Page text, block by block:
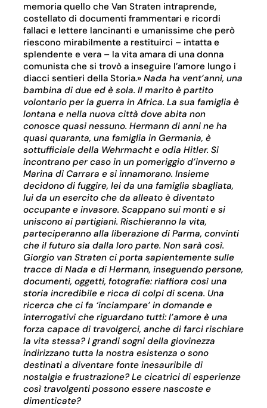
memoria quello che Van Straten intraprende,
costellato di documenti frammentari e ricordi
fallaci e lettere lancinanti e umanissime che però
riescono mirabilmente a restituirci – intatta e
splendente e vera – la vita amara di una donna
comunista che si trovò a inseguire l’amore lungo i
diacci sentieri della Storia.» Nada ha vent’anni, una
bambina di due ed è sola. Il marito è partito
volontario per la guerra in Africa. La sua famiglia è
lontana e nella nuova città dove abita non
conosce quasi nessuno. Hermann di anni ne ha
quasi quaranta, una famiglia in Germania, è
sottufficiale della Wehrmacht e odia Hitler. Si
incontrano per caso in un pomeriggio d’inverno a
Marina di Carrara e si innamorano. Insieme
decidono di fuggire, lei da una famiglia sbagliata,
lui da un esercito che da alleato è diventato
occupante e invasore. Scappano sui monti e si
uniscono ai partigiani. Rischieranno la vita,
parteciperanno alla liberazione di Parma, convinti
che il futuro sia dalla loro parte. Non sarà così.
Giorgio van Straten ci porta sapientemente sulle
tracce di Nada e di Hermann, inseguendo persone,
documenti, oggetti, fotografie: riaffiora così una
storia incredibile e ricca di colpi di scena. Una
ricerca che ci fa ‘inciampare’ in domande e
interrogativi che riguardano tutti: l’amore è una
forza capace di travolgerci, anche di farci rischiare
la vita stessa? I grandi sogni della giovinezza
indirizzano tutta la nostra esistenza o sono
destinati a diventare fonte inesauribile di
nostalgia e frustrazione? Le cicatrici di esperienze
così travolgenti possono essere nascoste e
dimenticate?